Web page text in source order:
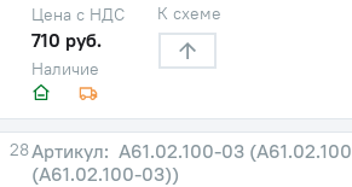
Наличие
Цена с НДС
710 руб.
К схеме
28
А61.02.100-03
(А61.02.100-03))